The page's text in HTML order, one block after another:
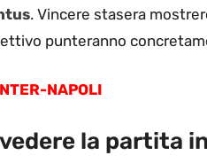
. Vincere stasera
punteranno
NAPOLI
la partita